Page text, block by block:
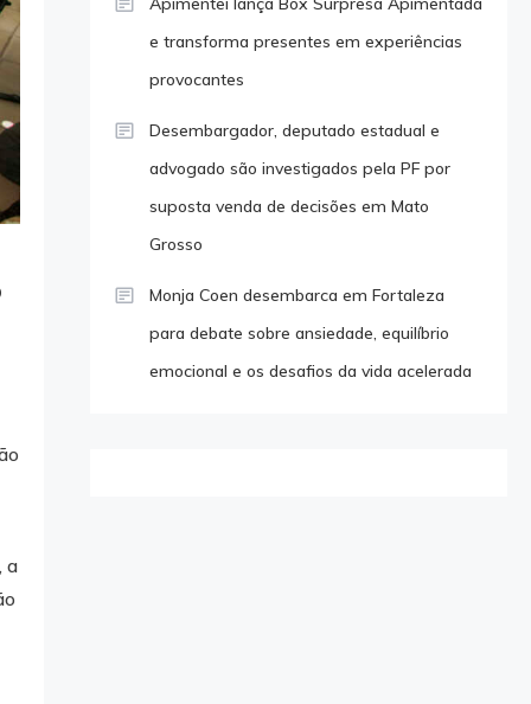
a
e transforma presentes em experiências
provocantes
Desembargador, deputado estadual e
advogado são investigados pela PF por
suposta venda de decisões em Mato
Grosso
Monja Coen desembarca em Fortaleza
para debate sobre ansiedade, equilíbrio
emocional e os desafios da vida acelerada